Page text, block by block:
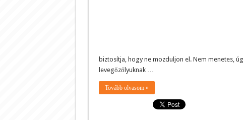
biztosítja, hogy ne mozduljon el. Nem menetes,
levegőzőlyuknak …
Tovább olvasom »